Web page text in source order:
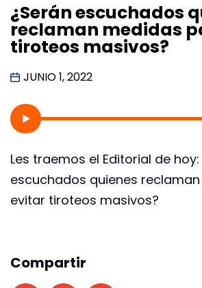
¿Serán escuchados
reclaman medidas
tiroteos masivos?
JUNIO 1, 2022
Les traemos el Editorial de hoy:
escuchados quienes
evitar tiroteos masivos?
Compartir